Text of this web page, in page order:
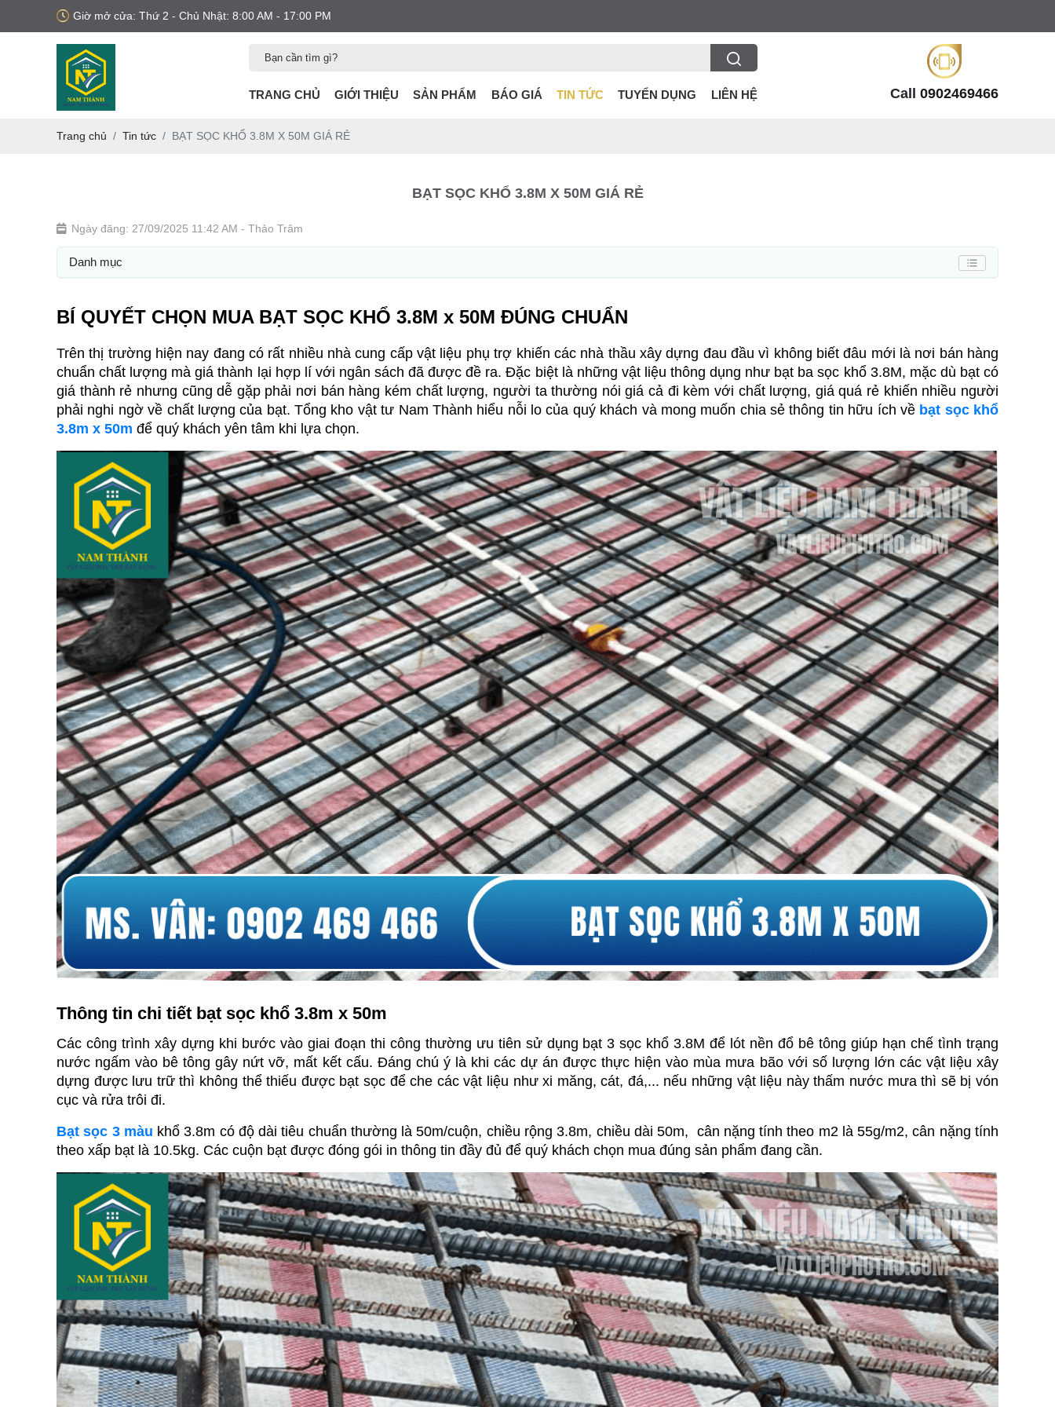
Giờ mở cửa: Thứ 2 - Chủ Nhật: 8:00 AM - 17:00 PM
TRANG CHỦ GIỚI THIỆU SẢN PHẨM BÁO GIÁ TIN TỨC TUYỂN DỤNG LIÊN HỆ Call 0902469466
Trang chủ Tin tức BẠT SỌC KHỔ 3.8M X 50M GIÁ RẺ
BẠT SỌC KHỔ 3.8M X 50M GIÁ RẺ
Ngày đăng: 27/09/2025 11:42 AM - Thảo Trâm
Danh mục
BÍ QUYẾT CHỌN MUA BẠT SỌC KHỔ 3.8M x 50M ĐÚNG CHUẨN
Trên thị trường hiện nay đang có rất nhiều nhà cung cấp vật liệu phụ trợ khiến các nhà thầu xây dựng đau đầu vì không biết đâu mới là nơi bán hàng
chuẩn chất lượng mà giá thành lại hợp lí với ngân sách đã được đề ra. Đặc biệt là những vật liệu thông dụng như bạt ba sọc khổ 3.8M, mặc dù bạt có
giá thành rẻ nhưng cũng dễ gặp phải nơi bán hàng kém chất lượng, người ta thường nói giá cả đi kèm với chất lượng, giá quá rẻ khiến nhiều người
phải nghi ngờ về chất lượng của bạt. Tổng kho vật tư Nam Thành hiểu nỗi lo của quý khách và mong muốn chia sẻ thông tin hữu ích về bạt sọc khổ
3.8m x 50m để quý khách yên tâm khi lựa chọn.
Thông tin chi tiết bạt sọc khổ 3.8m x 50m
Các công trình xây dựng khi bước vào giai đoạn thi công thường ưu tiên sử dụng bạt 3 sọc khổ 3.8M để lót nền đổ bê tông giúp hạn chế tình trạng
nước ngấm vào bê tông gây nứt vỡ, mất kết cấu. Đáng chú ý là khi các dự án được thực hiện vào mùa mưa bão với số lượng lớn các vật liệu xây
dựng được lưu trữ thì không thể thiếu được bạt sọc để che các vật liệu như xi măng, cát, đá,... nếu những vật liệu này thấm nước mưa thì sẽ bị vón
cục và rửa trôi đi.
Bạt sọc 3 màu khổ 3.8m có độ dài tiêu chuẩn thường là 50m/cuộn, chiều rộng 3.8m, chiều dài 50m,  cân nặng tính theo m2 là 55g/m2, cân nặng tính
theo xấp bạt là 10.5kg. Các cuộn bạt được đóng gói in thông tin đầy đủ để quý khách chọn mua đúng sản phẩm đang cần.